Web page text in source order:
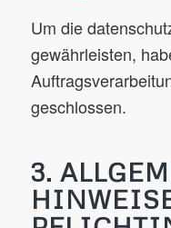
Um die
gewährleisten,
geschlossen.
3.